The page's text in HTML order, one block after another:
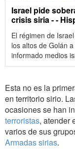
Israel pide
crisis siria - -
El régimen de
los altos de Golán
informado medios
Esta no es la
en territorio sirio.
ocasiones se han
terroristas, atender
varios de sus
Armadas sirias.